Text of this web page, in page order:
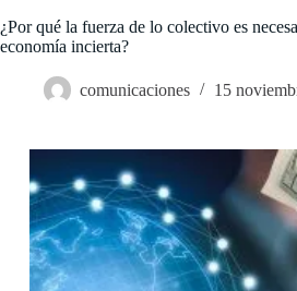
¿Por qué la fuerza de lo colectivo es
economía incierta?
comunicaciones 15